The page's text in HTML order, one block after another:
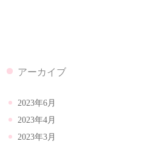
アーカイブ
2023年6月
2023年4月
2023年3月